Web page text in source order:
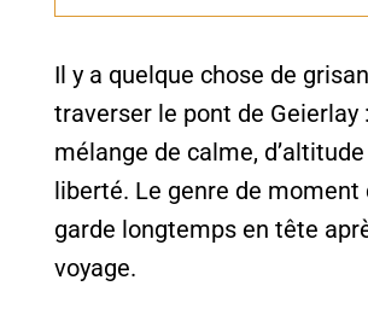
Il y a quelque chose de
traverser le pont de Geierlay
mélange de calme,
liberté. Le genre de moment
garde longtemps en tête
voyage.